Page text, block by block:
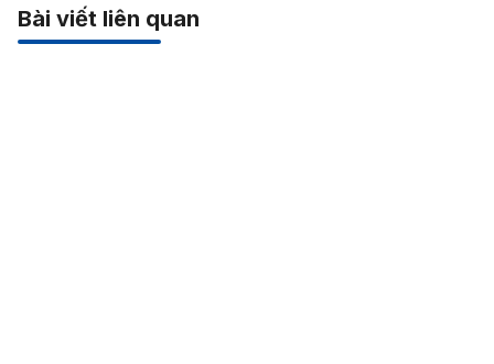
Bài viết liên quan